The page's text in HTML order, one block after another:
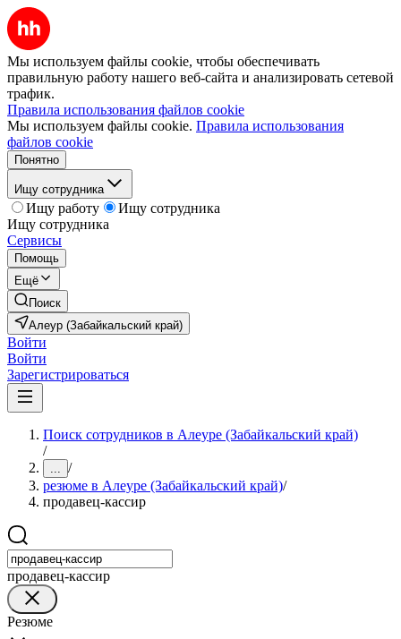
Мы используем файлы cookie, чтобы обеспечивать
правильную работу нашего веб-сайта и анализировать сетевой
трафик.
Правила использования файлов cookie
Мы используем файлы cookie. Правила использования
файлов cookie
Понятно
Ищу сотрудника
Ищу работу
Ищу сотрудника
Ищу сотрудника
Сервисы
Помощь
Ещё
Поиск
Алеур (Забайкальский край)
Войти
Войти
Зарегистрироваться
Поиск сотрудников в Алеуре (Забайкальский край)
/
... /
резюме в Алеуре (Забайкальский край)/
продавец-кассир
продавец-кассир
Резюме